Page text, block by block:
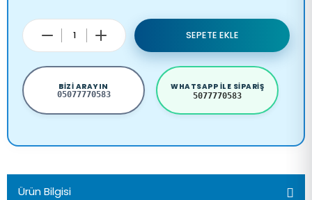
SEPETE EKLE
BIZI ARAYIN
05077770583
WHATSAPP ILE SIPARIŞ
5077770583
Ürün Bilgisi